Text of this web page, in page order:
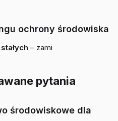
ochrony środowiska
– zami
pytania
środowiskowe dla